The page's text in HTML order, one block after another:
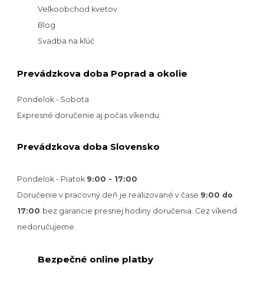
Veľkoobchod kvetov
Blog
Svadba na kľúč
Prevádzkova doba Poprad a okolie
Pondelok - Sobota
Expresné doručenie aj počas víkendu.
Prevádzkova doba Slovensko
Pondelok - Piatok 9:00 - 17:00
Doručenie v pracovný deň je realizované v čase 9:00 do
17:00 bez garancie presnej hodiny doručenia. Cez víkend
nedoručujeme.
Bezpečné online platby